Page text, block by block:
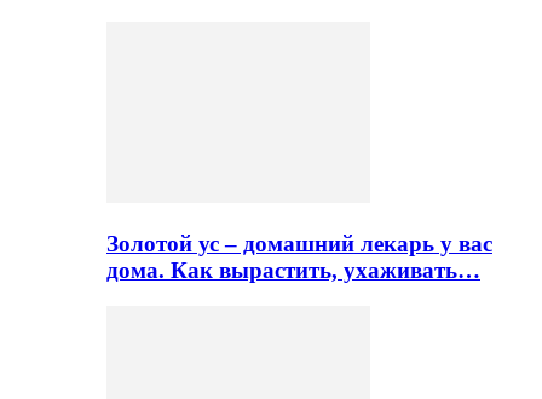
Золотой ус – домашний лекарь у вас
дома. Как вырастить, ухаживать…